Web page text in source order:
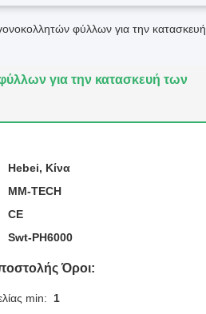
φύλλων για την κατασκευή
για την κατασκευή των
Hebei, Κίνα
MM-TECH
CE
Swt-PH6000
Όροι:
min:
1